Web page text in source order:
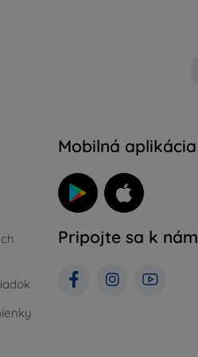
Mobilná aplikácia
Pripojte sa k nám